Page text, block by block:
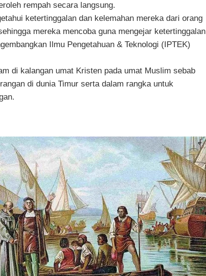
rempah secara langsung.
ketertinggalan dan kelemahan mereka dari orang
mereka mencoba guna mengejar ketertinggalan
Ilmu Pengetahuan & Teknologi (IPTEK)
di kalangan umat Kristen pada umat Muslim sebab
di dunia Timur serta dalam rangka untuk